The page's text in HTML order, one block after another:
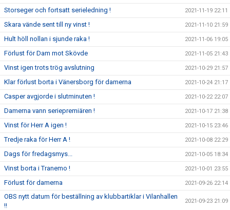
Storseger och fortsatt serieledning ! 2021-11-19 22:11
Skara vände sent till ny vinst ! 2021-11-10 21:59
Hult höll nollan i sjunde raka ! 2021-11-06 19:05
Förlust för Dam mot Skövde 2021-11-05 21:43
Vinst igen trots trög avslutning 2021-10-29 21:57
Klar förlust borta i Vänersborg för damerna 2021-10-24 21:17
Casper avgjorde i slutminuten ! 2021-10-22 22:07
Damerna vann seriepremiären ! 2021-10-17 21:38
Vinst för Herr A igen ! 2021-10-15 23:46
Tredje raka för Herr A ! 2021-10-08 22:29
Dags för fredagsmys... 2021-10-05 18:34
Vinst borta i Tranemo ! 2021-10-01 23:55
Förlust för damerna 2021-09-26 22:14
OBS nytt datum för beställning av klubbartiklar i Vilanhallen
!!
2021-09-23 21:09